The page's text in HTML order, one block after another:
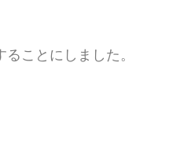
ことにしました。